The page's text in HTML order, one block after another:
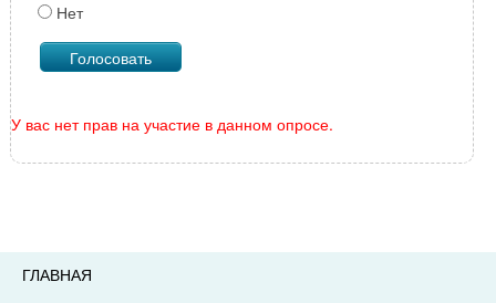
Нет
У вас нет прав на участие в данном опросе.
ГЛАВНАЯ